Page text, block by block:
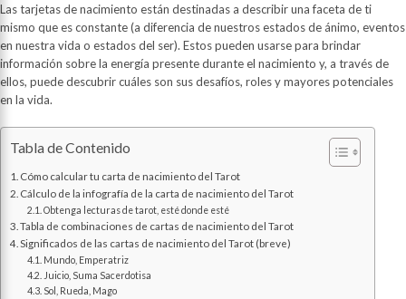
Las tarjetas de nacimiento están destinadas a describir una faceta de ti
mismo que es constante (a diferencia de nuestros estados de ánimo, eventos
en nuestra vida o estados del ser). Estos pueden usarse para brindar
información sobre la energía presente durante el nacimiento y, a través de
ellos, puede descubrir cuáles son sus desafíos, roles y mayores potenciales
en la vida.
Tabla de Contenido
Cómo calcular tu carta de nacimiento del Tarot
Cálculo de la infografía de la carta de nacimiento del Tarot
Obtenga lecturas de tarot, esté donde esté
Tabla de combinaciones de cartas de nacimiento del Tarot
Significados de las cartas de nacimiento del Tarot (breve)
Mundo, Emperatriz
Juicio, Suma Sacerdotisa
Sol, Rueda, Mago